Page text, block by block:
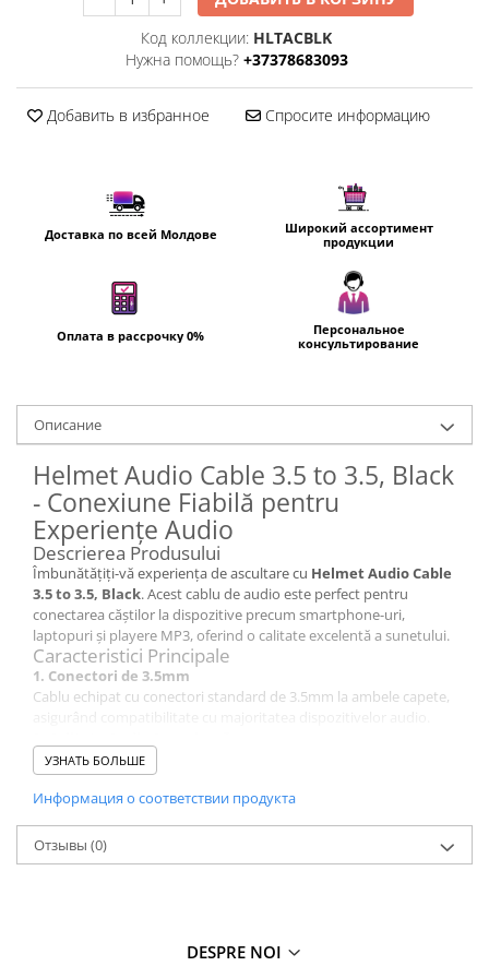
Пылесосы
Роботы пылесосы
Уход за одеждой
Утюги
Код коллекции: HLTACBLK
Нужна помощь? +37378683093
Добавить в избранное Спросите информацию
Доставка по всей Молдове
Широкий ассортимент
продукции
Оплата в рассрочку 0%
Персональное
консультирование
Oписание
Helmet Audio Cable 3.5 to 3.5, Black
- Conexiune Fiabilă pentru
Experiențe Audio
Descrierea Produsului
Îmbunătățiți-vă experiența de ascultare cu Helmet Audio Cable
3.5 to 3.5, Black. Acest cablu de audio este perfect pentru
conectarea căștilor la dispozitive precum smartphone-uri,
laptopuri și playere MP3, oferind o calitate excelentă a sunetului.
Caracteristici Principale
1. Conectori de 3.5mm
Cablu echipat cu conectori standard de 3.5mm la ambele capete,
asigurând compatibilitate cu majoritatea dispozitivelor audio.
Proiectat pentru a oferi un sunet clar și detaliat, acest cablu
garantează o experiență audio plăcută, fie că ascultați muzică,
vizionați filme sau jucați jocuri.
Construcția robustă și materialele de calitate superioară asigură
durabilitate și rezistență la uzură, oferind o utilizare îndelungată.
УЗНАТЬ БОЛЬШЕ
Информация о соответствии продукта
Отзывы (0)
DESPRE NOI